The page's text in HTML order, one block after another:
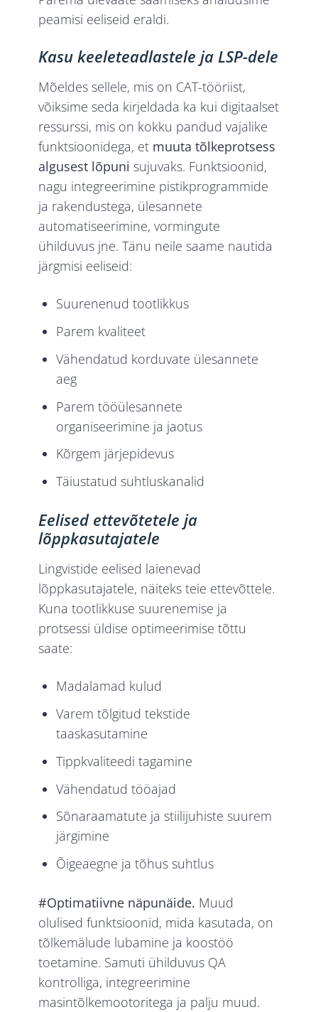
peamisi eeliseid eraldi.
Kasu keeleteadlastele ja LSP-dele
Mõeldes sellele, mis on CAT-tööriist,
võiksime seda kirjeldada ka kui digitaalset
ressurssi, mis on kokku pandud vajalike
funktsioonidega, et muuta tõlkeprotsess
algusest lõpuni sujuvaks. Funktsioonid,
nagu integreerimine pistikprogrammide
ja rakendustega, ülesannete
automatiseerimine, vormingute
ühilduvus jne. Tänu neile saame nautida
järgmisi eeliseid:
Suurenenud tootlikkus
Parem kvaliteet
Vähendatud korduvate ülesannete
aeg
Parem tööülesannete
organiseerimine ja jaotus
Kõrgem järjepidevus
Täiustatud suhtluskanalid
Eelised ettevõtetele ja
lõppkasutajatele
Lingvistide eelised laienevad
lõppkasutajatele, näiteks teie ettevõttele.
Kuna tootlikkuse suurenemise ja
protsessi üldise optimeerimise tõttu
saate:
Madalamad kulud
Varem tõlgitud tekstide
taaskasutamine
Tippkvaliteedi tagamine
Vähendatud tööajad
Sõnaraamatute ja stiilijuhiste suurem
järgimine
Õigeaegne ja tõhus suhtlus
#Optimatiivne näpunäide. Muud
olulised funktsioonid, mida kasutada, on
tõlkemälude lubamine ja koostöö
toetamine. Samuti ühilduvus QA
kontrolliga, integreerimine
masintõlkemootoritega ja palju muud.